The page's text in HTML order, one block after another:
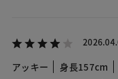
アッキー 身長157cm